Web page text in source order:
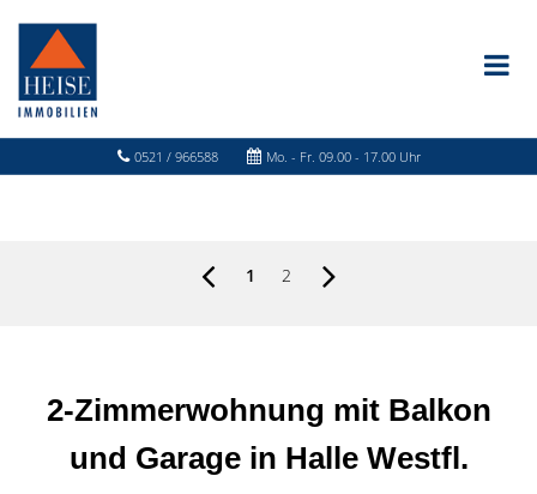
0521 / 966588 Mo. - Fr. 09.00 - 17.00 Uhr
1 2
2-Zimmerwohnung mit Balkon
und Garage in Halle Westfl.